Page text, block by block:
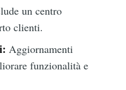
un centro
clienti.
Aggiornamenti
funzionalità e